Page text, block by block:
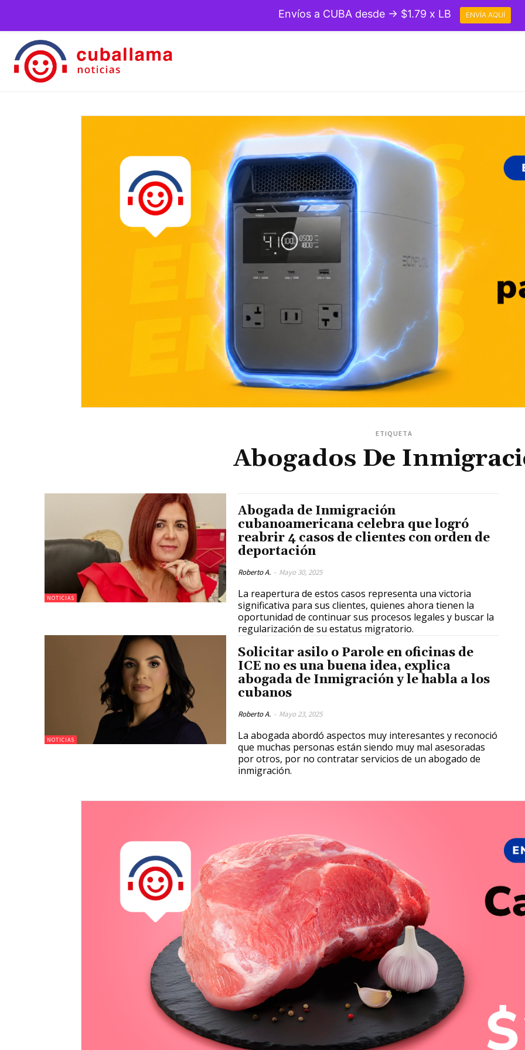
ETIQUETA
Abogados De
NOTICIAS
Abogada de Inmigración
cubanoamericana celebra que logró
reabrir 4 casos de clientes con orden de
deportación
Roberto A. - Mayo 30, 2025
La reapertura de estos casos representa una victoria
significativa para sus clientes, quienes ahora tienen la
oportunidad de continuar sus procesos legales y buscar la
regularización de su estatus migratorio.
NOTICIAS
Solicitar asilo o Parole en oficinas de
ICE no es una buena idea, explica
abogada de Inmigración y le habla a los
cubanos
Roberto A. - Mayo 23, 2025
La abogada abordó aspectos muy interesantes y reconoció
que muchas personas están siendo muy mal asesoradas
por otros, por no contratar servicios de un abogado de
inmigración.
Envíos a CUBA desde → $1.79 x LB ENVÍA AQUÍ